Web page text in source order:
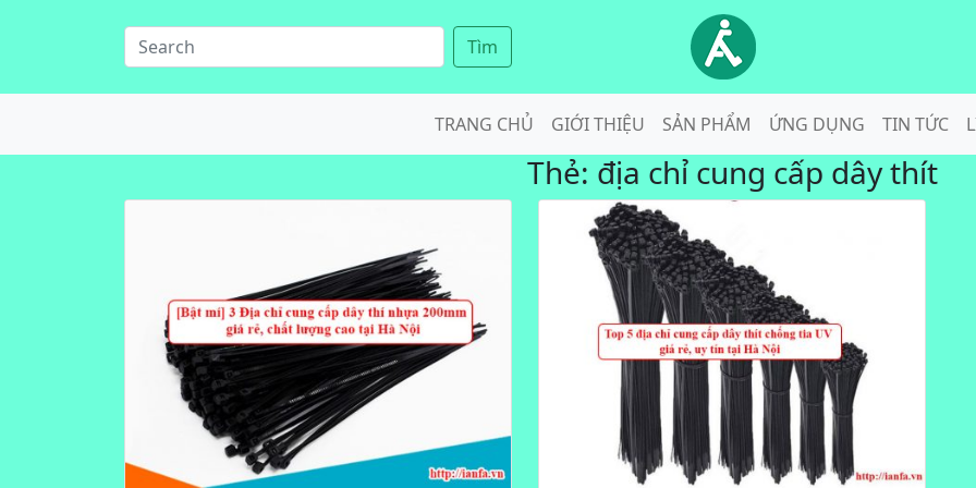
Tìm
TRANG CHỦ GIỚI THIỆU SẢN PHẨM ỨNG DỤNG TIN TỨC
Thẻ: địa chỉ cung cấp dây thít